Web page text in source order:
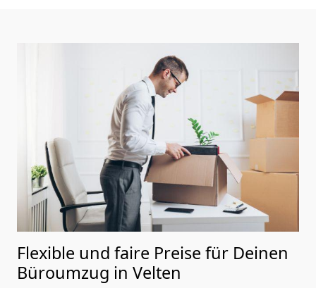
Flexible und faire Preise für Deinen
Büroumzug in Velten